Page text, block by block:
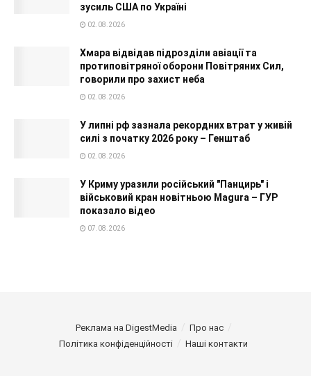
зусиль США по Україні
02.08.2026
Хмара відвідав підрозділи авіації та
протиповітряної оборони Повітряних Сил,
говорили про захист неба
02.08.2026
У липні рф зазнала рекордних втрат у живій
силі з початку 2026 року – Генштаб
02.08.2026
У Криму уразили російський "Панцирь" і
військовий кран новітньою Magura – ГУР
показало відео
07.08.2026
Реклама на DigestMedia
Про нас
Політика конфіденційності
Наші контакти